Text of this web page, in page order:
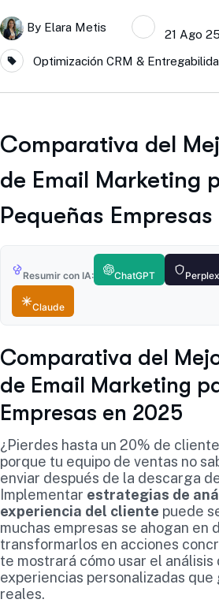
By Elara Metis
21 Ago 25
Optimización CRM &
Comparativa del
de Email Marketing
Pequeñas
Resumir con IA: ChatGPT
Claude
Comparativa del
de Email Marketing
Empresas en 2025
¿Pierdes hasta un 20% de
porque tu equipo de ventas no
enviar después de la descarga
Implementar estrategias de
experiencia del cliente puede
muchas empresas se ahogan en
transformarlos en acciones
te mostrará cómo usar el
experiencias personalizadas
reales.